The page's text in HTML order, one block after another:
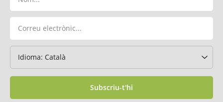
Subscriu-t'hi